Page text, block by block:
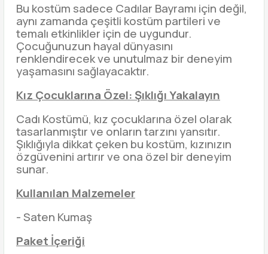
Bu kostüm sadece Cadılar Bayramı için değil,
aynı zamanda çeşitli kostüm partileri ve
temalı etkinlikler için de uygundur.
Çocuğunuzun hayal dünyasını
renklendirecek ve unutulmaz bir deneyim
yaşamasını sağlayacaktır.
Kız Çocuklarına Özel: Şıklığı Yakalayın
Cadı Kostümü, kız çocuklarına özel olarak
tasarlanmıştır ve onların tarzını yansıtır.
Şıklığıyla dikkat çeken bu kostüm, kızınızın
özgüvenini artırır ve ona özel bir deneyim
sunar.
Kullanılan Malzemeler
- Saten Kumaş
Paket İçeriği